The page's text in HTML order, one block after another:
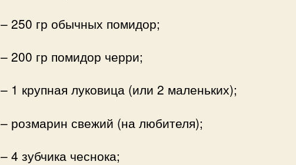
– 250 гр обычных помидор;
– 200 гр помидор черри;
– 1 крупная луковица (или 2 маленьких);
– розмарин свежий (на любителя);
– 4 зубчика чеснока;